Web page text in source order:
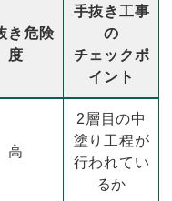
き危険
度
手抜き工事
の
チェックポ
イント
高
2層目の中
塗り工程が
行われてい
るか